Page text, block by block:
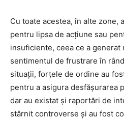
Cu toate acestea, în alte zone,
pentru lipsa de acțiune sau
insuficiente, ceea ce a
sentimentul de frustrare în
situații, forțele de ordine au
pentru a asigura desfășurarea
dar au existat și raportări de
stârnit controverse și au fost